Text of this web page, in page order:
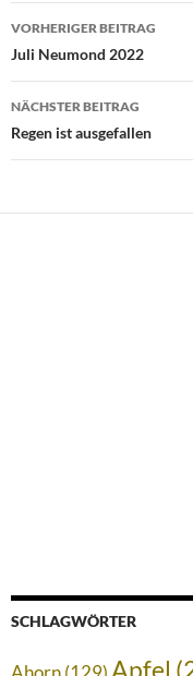
VORHERIGER BEITRAG
Juli Neumond 2022
NÄCHSTER BEITRAG
Regen ist ausgefallen
SCHLAGWÖRTER
Apfel